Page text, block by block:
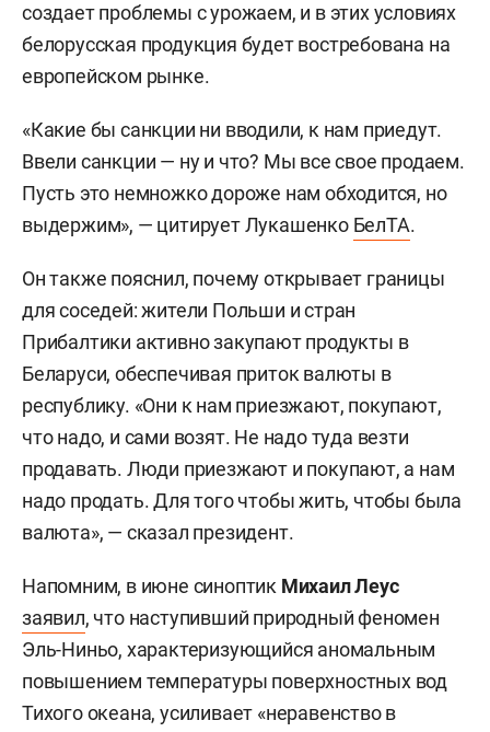
создает проблемы с урожаем, и в этих условиях
белорусская продукция будет востребована на
европейском рынке.
«Какие бы санкции ни вводили, к нам приедут.
Ввели санкции — ну и что? Мы все свое продаем.
Пусть это немножко дороже нам обходится, но
выдержим», — цитирует Лукашенко БелТА.
Он также пояснил, почему открывает границы
для соседей: жители Польши и стран
Прибалтики активно закупают продукты в
Беларуси, обеспечивая приток валюты в
республику. «Они к нам приезжают, покупают,
что надо, и сами возят. Не надо туда везти
продавать. Люди приезжают и покупают, а нам
надо продать. Для того чтобы жить, чтобы была
валюта», — сказал президент.
Напомним, в июне синоптик Михаил Леус
заявил, что наступивший природный феномен
Эль-Ниньо, характеризующийся аномальным
повышением температуры поверхностных вод
Тихого океана, усиливает «неравенство в